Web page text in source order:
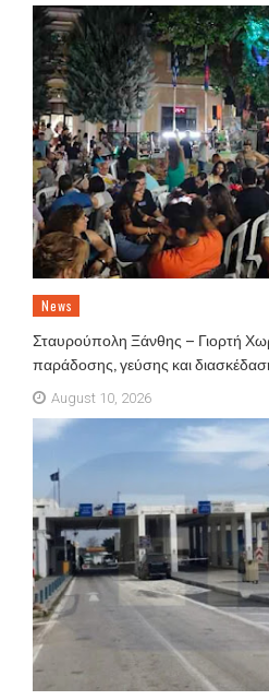
News
Σταυρούπολη Ξάνθης – Γιορτή
παράδοσης, γεύσης και
August 10, 2026